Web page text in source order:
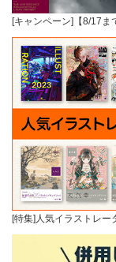
[キャンペーン]【8/17
[特集]人気イラストレー